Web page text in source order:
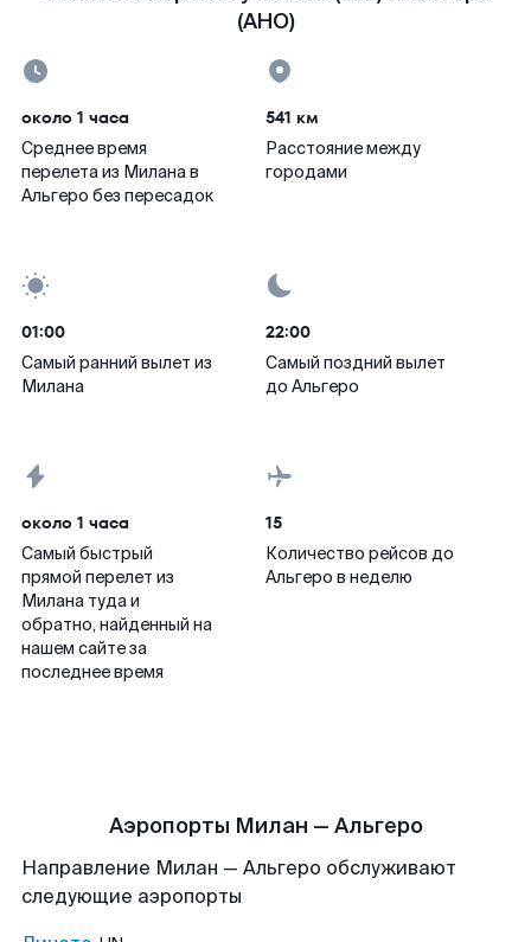
(AHO)
около 1 часа
Среднее время
перелета из Милана в
Альгеро без пересадок
541 км
Расстояние между
городами
01:00
Самый ранний вылет из
Милана
22:00
Самый поздний вылет
до Альгеро
около 1 часа
Самый быстрый
прямой перелет из
Милана туда и
обратно, найденный на
нашем сайте за
последнее время
15
Количество рейсов до
Альгеро в неделю
Аэропорты Милан — Альгеро
Направление Милан — Альгеро обслуживают
следующие аэропорты